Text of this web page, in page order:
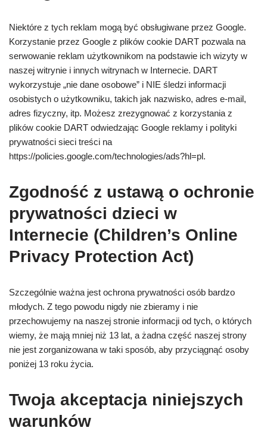
Niektóre z tych reklam mogą być obsługiwane przez Google.
Korzystanie przez Google z plików cookie DART pozwala na
serwowanie reklam użytkownikom na podstawie ich wizyty w
naszej witrynie i innych witrynach w Internecie. DART
wykorzystuje „nie dane osobowe” i NIE śledzi informacji
osobistych o użytkowniku, takich jak nazwisko, adres e-mail,
adres fizyczny, itp. Możesz zrezygnować z korzystania z
plików cookie DART odwiedzając Google reklamy i polityki
prywatności sieci treści na
https://policies.google.com/technologies/ads?hl=pl.
Zgodność z ustawą o ochronie
prywatności dzieci w
Internecie (Children’s Online
Privacy Protection Act)
Szczególnie ważna jest ochrona prywatności osób bardzo
młodych. Z tego powodu nigdy nie zbieramy i nie
przechowujemy na naszej stronie informacji od tych, o których
wiemy, że mają mniej niż 13 lat, a żadna część naszej strony
nie jest zorganizowana w taki sposób, aby przyciągnąć osoby
poniżej 13 roku życia.
Twoja akceptacja niniejszych
warunków